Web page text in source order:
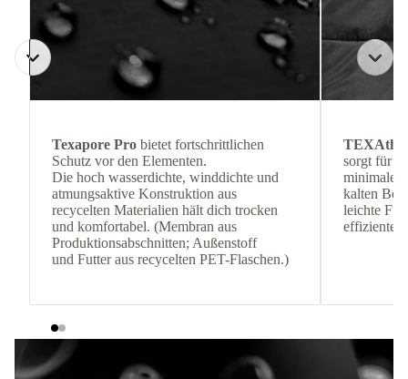
Texapore Pro bietet fortschrittlichen
Schutz vor den Elementen.
Die hoch wasserdichte, winddichte und
atmungsaktive Konstruktion aus
recycelten Materialien hält dich trocken
und komfortabel. (Membran aus
Produktionsabschnitten; Außenstoff
und Futter aus recycelten PET-Flaschen.)
sorgt für
kalten
leichte
effiziente